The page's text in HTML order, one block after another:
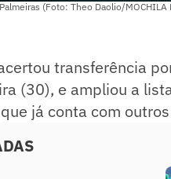
(Foto: Theo Daolio/MOCHILA
transferência
(30), e ampliou a
já conta com